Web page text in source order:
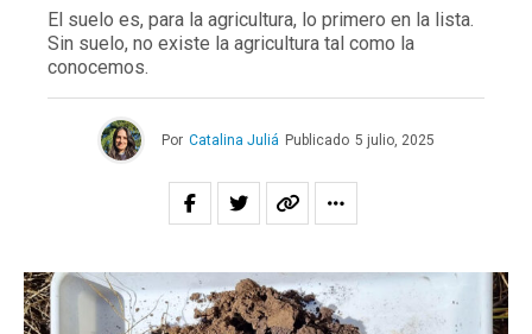
El suelo es, para la agricultura, lo primero en la lista.
Sin suelo, no existe la agricultura tal como la
conocemos.
Por Catalina Juliá Publicado 5 julio, 2025